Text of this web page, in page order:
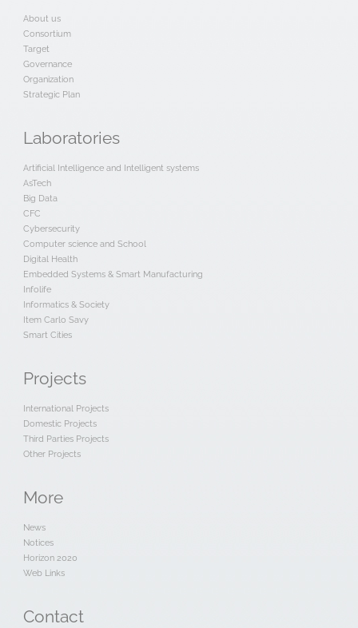
About us
Consortium
Target
Governance
Organization
Strategic Plan
Laboratories
Artificial Intelligence and Intelligent systems
AsTech
Big Data
CFC
Cybersecurity
Computer science and School
Digital Health
Embedded Systems & Smart Manufacturing
Infolife
Informatics & Society
Item Carlo Savy
Smart Cities
Projects
International Projects
Domestic Projects
Third Parties Projects
Other Projects
More
News
Notices
Horizon 2020
Web Links
Contact